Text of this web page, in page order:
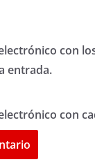
con
entrada.
con